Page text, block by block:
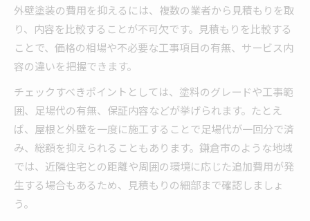
外壁塗装の費用を抑えるには、複数の業者から見積もりを取
り、内容を比較することが不可欠です。見積もりを比較する
ことで、価格の相場や不必要な工事項目の有無、サービス内
容の違いを把握できます。
チェックすべきポイントとしては、塗料のグレードや工事範
囲、足場代の有無、保証内容などが挙げられます。たとえ
ば、屋根と外壁を一度に施工することで足場代が一回分で済
み、総額を抑えられることもあります。鎌倉市のような地域
では、近隣住宅との距離や周囲の環境に応じた追加費用が発
生する場合もあるため、見積もりの細部まで確認しましょ
う。